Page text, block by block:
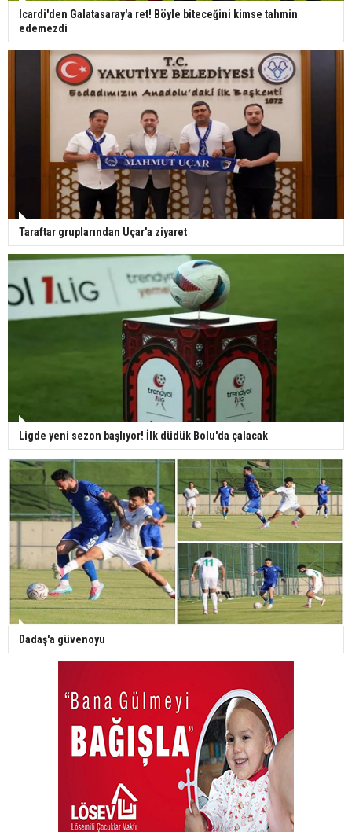
Icardi'den Galatasaray'a ret! Böyle biteceğini kimse tahmin
edemezdi
Taraftar gruplarından Uçar'a ziyaret
Ligde yeni sezon başlıyor! İlk düdük Bolu'da çalacak
Dadaş'a güvenoyu